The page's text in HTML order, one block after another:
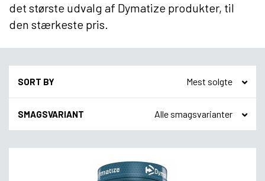
det største udvalg af Dymatize produkter, til
den stærkeste pris.
SORT BY
SMAGSVARIANT